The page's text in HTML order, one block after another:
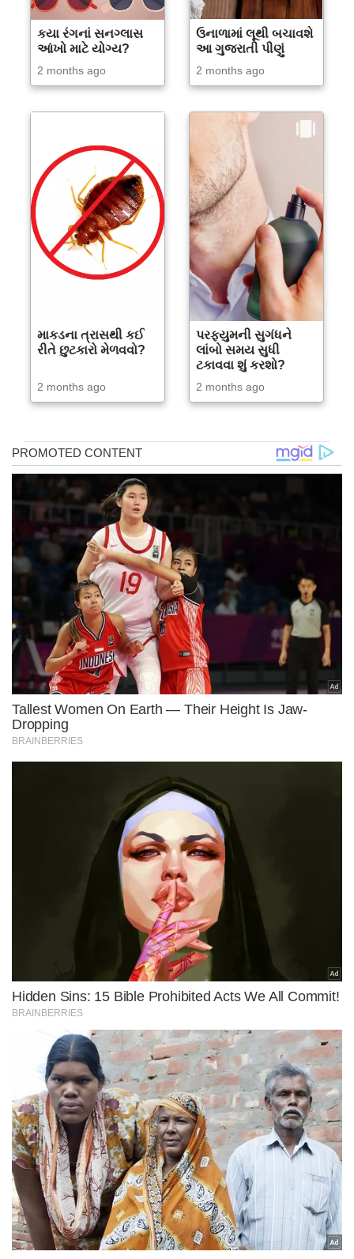
કયા રંગનાં સનગ્લાસ
આંખો માટે યોગ્ય?
2 months ago
ઉનાળામાં લૂથી બચાવશે
આ ગુજરાતી પીણું
2 months ago
માકડના ત્રાસથી કઈ
રીતે છુટકારો મેળવવો?
2 months ago
પરફ્યુમની સુગંધને
લાંબો સમય સુધી
ટકાવવા શું કરશો?
2 months ago